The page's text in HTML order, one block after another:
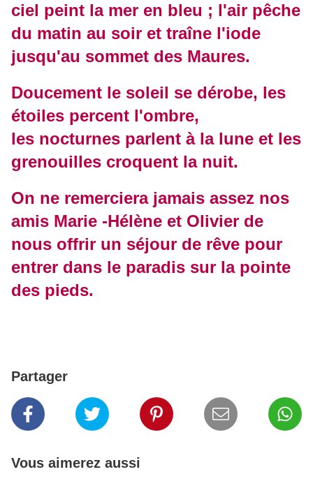
ciel peint la mer en bleu ; l'air pêche
du matin au soir et traîne l'iode
jusqu'au sommet des Maures.
Doucement le soleil se dérobe, les
étoiles percent l'ombre,
les nocturnes parlent à la lune et les
grenouilles croquent la nuit.
On ne remerciera jamais assez nos
amis Marie -Hélène et Olivier de
nous offrir un séjour de rêve pour
entrer dans le paradis sur la pointe
des pieds.
Partager
Vous aimerez aussi